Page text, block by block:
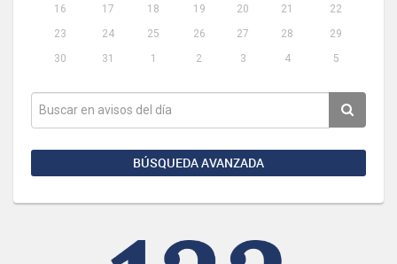
16
17 18 19 20 21
22
23
24 25 26 27 28
29
30
31 1 2 3 4 5
BÚSQUEDA AVANZADA